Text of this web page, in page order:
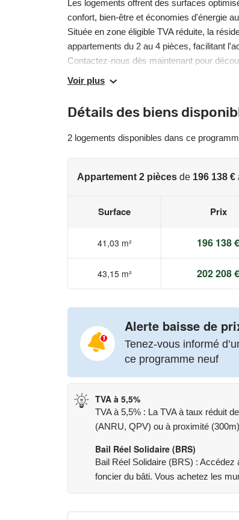
Les logements offrent des surfaces
confort, bien-être et économies d'énergie
Située en zone éligible TVA réduite, la
appartements du 2 au 4 pièces, facilitant
Contactez-nous dès maintenant pour
immobilier à Montpellier.
Les informations sur les risques auxquels
Voir plus
Détails des biens
2 logements disponibles dans ce
Appartement 2 pièces de 196 138 €
Surface Prix
41,03 m² 196 138 €
43,15 m² 202 208 €
Alerte baisse de
Tenez-vous informé
ce programme neuf
TVA à 5,5%
TVA à 5,5% : La TVA à taux réduit
(ANRU, QPV) ou à proximité
Bail Réel Solidaire (BRS)
Bail Réel Solidaire (BRS) :
foncier du bâti. Vous achetez les